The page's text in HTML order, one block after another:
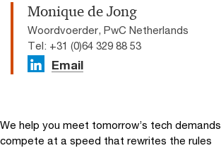
Monique de Jong
Woordvoerder, PwC Netherlands
Tel: +31 (0)64 329 88 53
Email
We help you meet tomorrow’s tech demands
compete at a speed that rewrites the rules